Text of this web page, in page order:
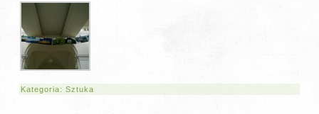
Kategoria:Sztuka